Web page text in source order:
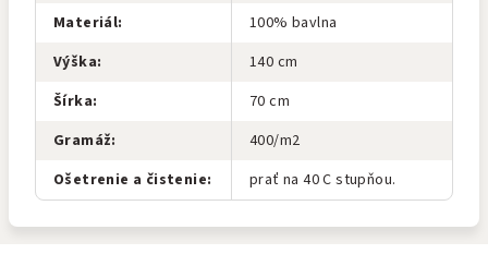
Materiál:
100% bavlna
Výška:
140 cm
Šírka:
70 cm
Gramáž:
400/m2
Ošetrenie a čistenie: prať na 40 C stupňou.